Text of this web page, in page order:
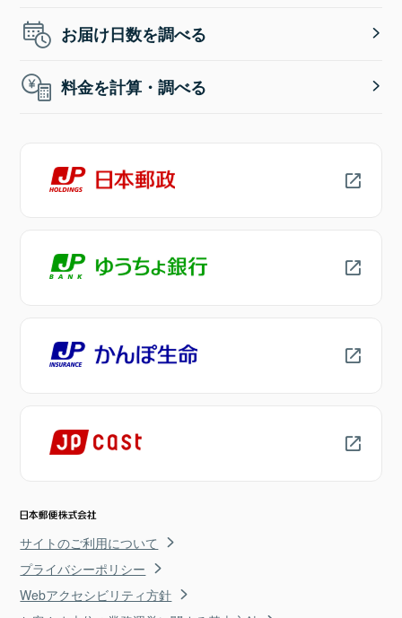
お届け日数を調べる
料金を計算・調べる
サイトのご利用について
プライバシーポリシー
Webアクセシビリティ方針